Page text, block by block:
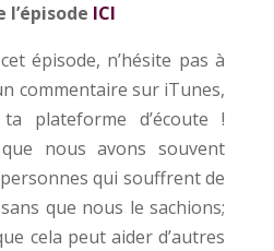
l’épisode ICI
épisode, n’hésite pas à
commentaire sur iTunes,
plateforme d’écoute !
nous avons souvent
qui souffrent de
que nous le sachions;
cela peut aider d’autres